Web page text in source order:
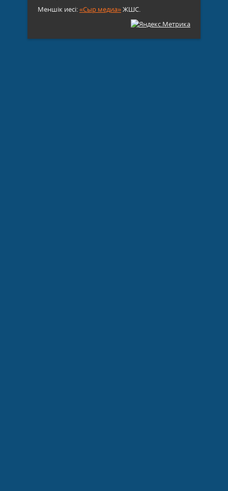
Меншік иесі:«Сыр медиа»ЖШС.